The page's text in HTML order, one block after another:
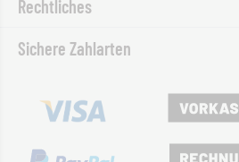
Rechtliches
Sichere Zahlarten